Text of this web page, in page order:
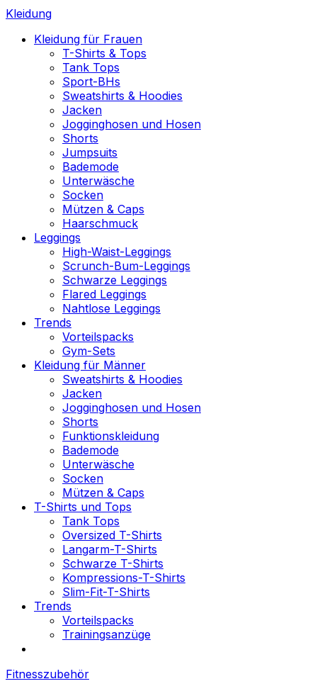
Kleidung
Kleidung für Frauen
T-Shirts & Tops
Tank Tops
Sport-BHs
Sweatshirts & Hoodies
Jacken
Jogginghosen und Hosen
Shorts
Jumpsuits
Bademode
Unterwäsche
Socken
Mützen & Caps
Haarschmuck
Leggings
High-Waist-Leggings
Scrunch-Bum-Leggings
Schwarze Leggings
Flared Leggings
Nahtlose Leggings
Trends
Vorteilspacks
Gym-Sets
Kleidung für Männer
Sweatshirts & Hoodies
Jacken
Jogginghosen und Hosen
Shorts
Funktionskleidung
Bademode
Unterwäsche
Socken
Mützen & Caps
T-Shirts und Tops
Tank Tops
Oversized T-Shirts
Langarm-T-Shirts
Schwarze T-Shirts
Kompressions-T-Shirts
Slim-Fit-T-Shirts
Trends
Vorteilspacks
Trainingsanzüge
Fitnesszubehör